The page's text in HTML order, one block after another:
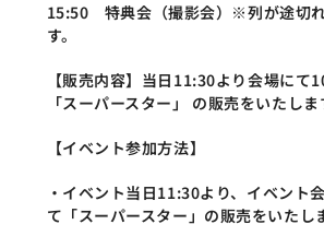
15:50　特典会（撮影会）※列が途切
す。
【販売内容】当日11:30より会場にて
「スーパースター」 の販売をいたしま
【イベント参加方法】
・イベント当日11:30より、イベント
て「スーパースター」の販売をいたし